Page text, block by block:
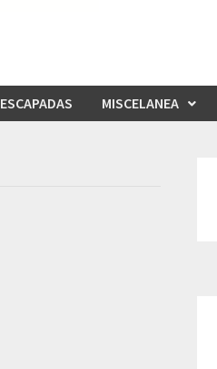
ESCAPADAS MISCELANEA